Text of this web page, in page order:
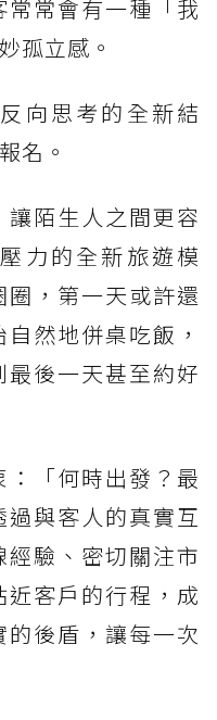
常會有一種「我
孤立感。
向思考的全新結
名。
陌生人之間更容
力的全新旅遊模
，第一天或許還
然地併桌吃飯，
後一天甚至約好
「何時出發？最
與客人的真實互
驗、密切關注市
客戶的行程，成
後盾，讓每一次